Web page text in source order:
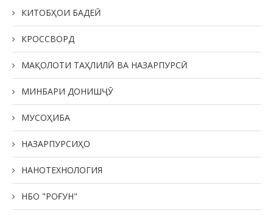
КИТОБҲОИ БАДЕӢ
КРОССВОРД
МАҚОЛОТИ ТАҲЛИЛӢ ВА НАЗАРПУРСӢ
МИНБАРИ ДОНИШҶӮ
МУСОҲИБА
НАЗАРПУРСИҲО
НАНОТЕХНОЛОГИЯ
НБО "РОҒУН"